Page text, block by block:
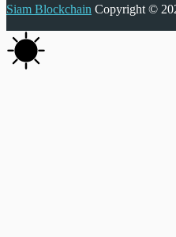
Siam Blockchain Copyright ©